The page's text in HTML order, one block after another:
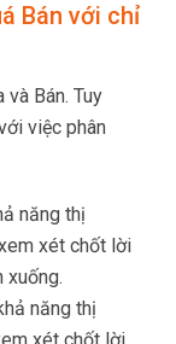
Bán. Tuy
việc phân
năng thị
xét chốt lời
xuống.
năng thị